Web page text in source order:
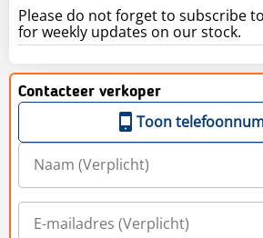
Please do not forget to subscribe
for weekly updates on our stock.
Contacteer verkoper
Toon